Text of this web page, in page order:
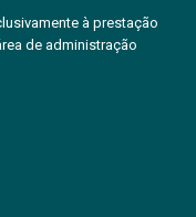
à prestação
de administração